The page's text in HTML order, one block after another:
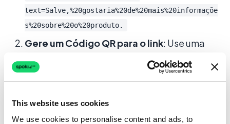
This website uses cookies
We use cookies to personalise content and ads, to
text=Salve,%20gostaria%20de%20mais%20informaçõe
s%20sobre%20o%20produto.
Gere um Código QR para o link: Use uma
das plataformas de geração de códigos QR
descritas acima para criar um código que,
diretamente para o chat com a mensagem
pré-preenchida.